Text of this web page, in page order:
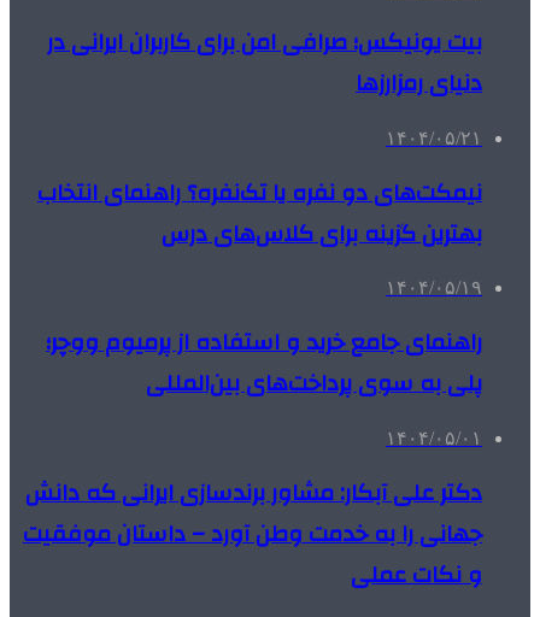
بیت یونیکس؛ صرافی امن برای کاربران ایرانی در
دنیای رمزارزها
۱۴۰۴/۰۵/۲۱
نیمکت‌های دو نفره یا تک‌نفره؟ راهنمای انتخاب
بهترین گزینه برای کلاس‌های درس
۱۴۰۴/۰۵/۱۹
راهنمای جامع خرید و استفاده از پرمیوم ووچر؛
پلی به سوی پرداخت‌های بین‌المللی
۱۴۰۴/۰۵/۰۱
دکتر علی آبکار: مشاور برندسازی ایرانی که دانش
جهانی را به خدمت وطن آورد – داستان موفقیت
و نکات عملی